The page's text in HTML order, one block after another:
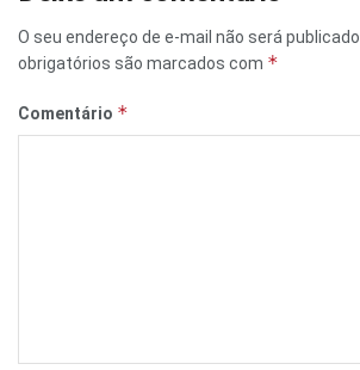
O seu endereço de e-mail não será publicado.
obrigatórios são marcados com *
Comentário *